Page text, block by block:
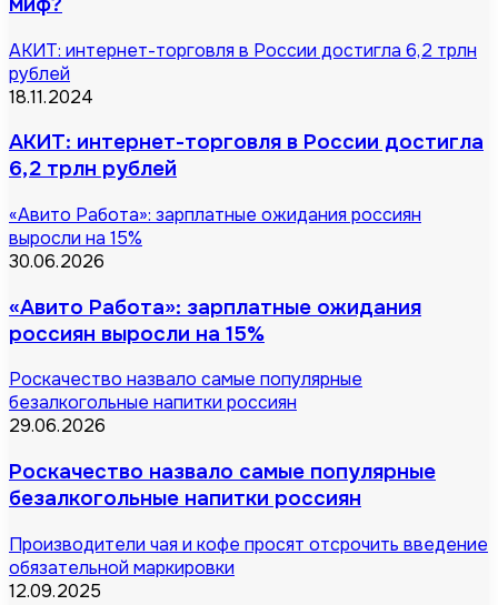
АКИТ: интернет-торговля в России достигла 6,2 трлн
рублей
18.11.2024
АКИТ: интернет-торговля в России достигла
6,2 трлн рублей
«Авито Работа»: зарплатные ожидания россиян
выросли на 15%
30.06.2026
«Авито Работа»: зарплатные ожидания
россиян выросли на 15%
Роскачество назвало самые популярные
безалкогольные напитки россиян
29.06.2026
Роскачество назвало самые популярные
безалкогольные напитки россиян
Производители чая и кофе просят отсрочить введение
обязательной маркировки
12.09.2025